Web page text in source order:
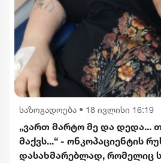
საზოგადოება • 18 ივლისი 16:19
„ვართ მარტო მე და დედა...
მაქვს...“ - ონკოპაციენტის
დასახმარებლად, რომელიც